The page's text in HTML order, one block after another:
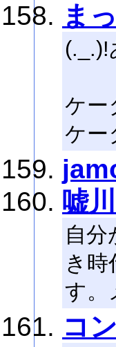
ま
ケー
ケー
嘘
自
き
す。
コ